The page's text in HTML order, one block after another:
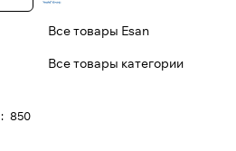
: 850
Все товары Esan
Все товары категории